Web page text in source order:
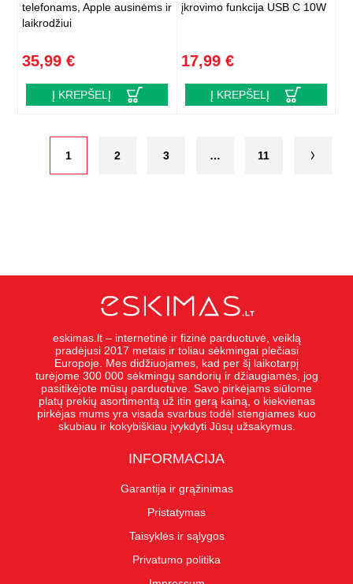
telefonams, Apple ausinėms ir
laikrodžiui
35,99 €
Į KREPŠELĮ
įkrovimo funkcija USB C 10W
17,99 €
Į KREPŠELĮ
1 2 3 … 11
eskimas.lt – internetinė ir fizinė parduotuvė, veiklą
pradėjusi 2017 metais ir toliau sėkmingai plečiasi
Europoje. Mes didžiuojames, kad per šį laikotarpį
turėjome 300 000 sėkmingų sandorių ir džiaugiamės, jog
pasitikėjote mūsų parduotuve. Savo pirkėjams siūlome
platų prekių asortimentą už itin gerą kainą, o kiekvienas
pirkėjas mums yra visada svarbus todėl stengiames kuo
skubiau ir kokybiškiau įvykdyti Jūsų užsakymus.
INFORMACIJA
Garantija ir grąžinimas
Pristatymas
Taisyklės ir sąlygos
Privatumo politika